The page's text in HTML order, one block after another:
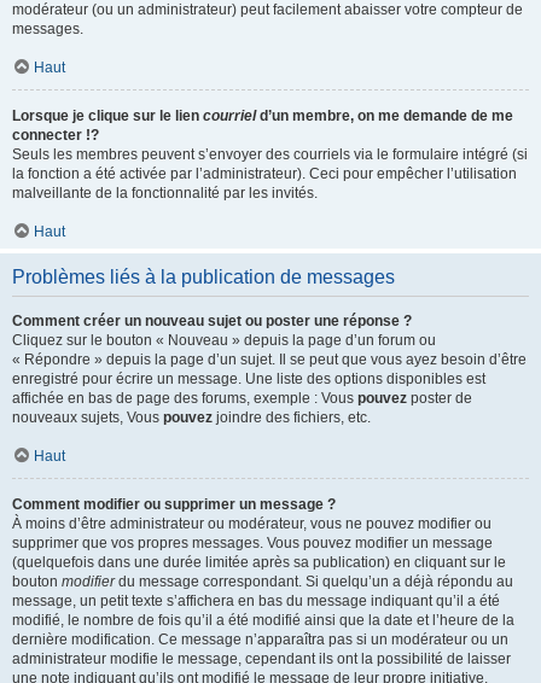
modérateur (ou un administrateur) peut facilement abaisser votre compteur de
messages.
Haut
Lorsque je clique sur le lien courrield’un membre, on me demande de me
connecter !?
Seuls les membres peuvent s’envoyer des courriels via le formulaire intégré (si
la fonction a été activée par l’administrateur). Ceci pour empêcher l’utilisation
malveillante de la fonctionnalité par les invités.
Haut
Problèmes liés à la publication de messages
Comment créer un nouveau sujet ou poster une réponse ?
Cliquez sur le bouton « Nouveau » depuis la page d’un forum ou
« Répondre » depuis la page d’un sujet. Il se peut que vous ayez besoin d’être
enregistré pour écrire un message. Une liste des options disponibles est
affichée en bas de page des forums, exemple : Vous pouvez poster de
nouveaux sujets, Vous pouvez joindre des fichiers, etc.
Haut
Comment modifier ou supprimer un message ?
À moins d’être administrateur ou modérateur, vous ne pouvez modifier ou
supprimer que vos propres messages. Vous pouvez modifier un message
(quelquefois dans une durée limitée après sa publication) en cliquant sur le
bouton modifierdu message correspondant. Si quelqu’un a déjà répondu au
message, un petit texte s’affichera en bas du message indiquant qu’il a été
modifié, le nombre de fois qu’il a été modifié ainsi que la date et l’heure de la
dernière modification. Ce message n’apparaîtra pas si un modérateur ou un
administrateur modifie le message, cependant ils ont la possibilité de laisser
une note indiquant qu’ils ont modifié le message de leur propre initiative.